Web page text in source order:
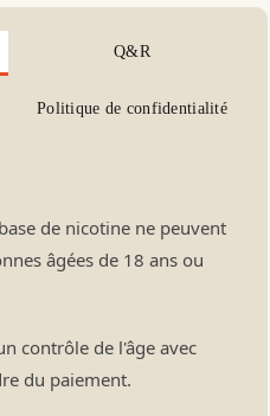
Q&R
Politique de confidentialité
de nicotine ne peuvent
âgées de 18 ans ou
contrôle de l'âge avec
du paiement.